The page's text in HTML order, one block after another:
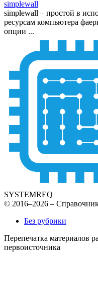
simplewall
simplewall – простой в
ресурсам компьютера
опции ...
SYSTEMREQ
© 2016–2026 –
Без рубрики
Перепечатка материалов
первоисточника